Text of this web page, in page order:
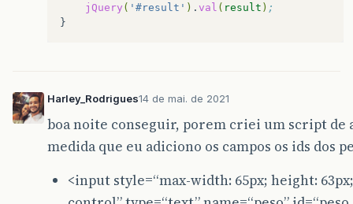
jQuery ( '#result' ) . val ( result ) ;
Harley_Rodrigues14 de mai. de 2021
boa noite conseguir, porem criei um script de
medida que eu adiciono os campos os ids dos
<input style=“max-width: 65px; height: